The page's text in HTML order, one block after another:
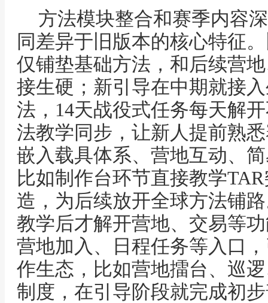
方法模块整合和赛季内容
同差异于旧版本的核心特征
仅铺垫基础方法，和后续营
接生硬；新引导在中期就接
法，14天战役式任务每天解
法教学同步，让新人提前熟
嵌入载具体系、营地互动、
比如制作台环节直接教学
造，为后续放开全球方法铺
教学后才解开营地、交易等
营地加入、日程任务等入口
作生态，比如营地擂台、巡
制度，在引导阶段就完成初